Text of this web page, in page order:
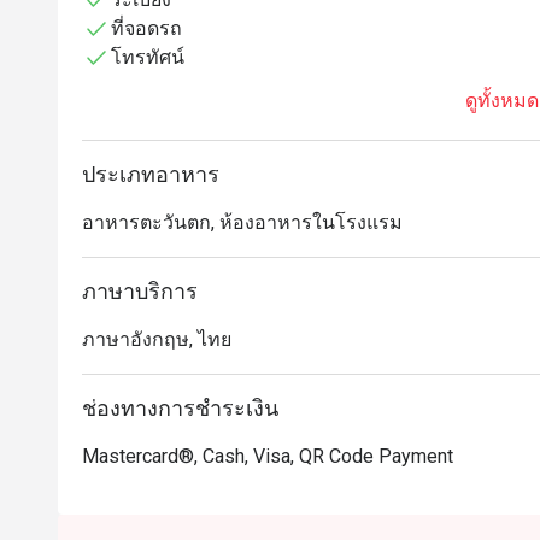
เมนูที่ลูกค้าบอกต่อและแนะนำเป็นอย่างยิ่งคือ สปาเก็ตตี้
แบบเติมไม่อั้น (Free-flow Cocktails) ซึ่งมักจะถูกพูดถึง
ร้านก็ยังได้รับคำชมในเรื่องของรสชาติที่อร่อยลงตัว ถื
ในเรื่องของบรรยากาศร้านที่ดีเยี่ยม รวมถึงคุณภาพของเ
คำแนะนำเพิ่มเติม
ได้ง่าย บรรยากาศบนดาดฟ้าที่หรูหราของร้านยังมอบวิว
ในการนั่งทานอาหารและพักผ่อนหย่อนใจอย่างมีสไตล์
สำหรับใครที่สนใจมาสัมผัสบรรยากาศที่ GLARE
สวยสะดุดตาแห่งนี้
ที่จอดรถ
โทรทัศน์
ดูทั้งหมด
ประเภทอาหาร
อาหารตะวันตก, ห้องอาหารในโรงแรม
ภาษาบริการ
ภาษาอังกฤษ, ไทย
ช่องทางการชำระเงิน
Mastercard®, Cash, Visa, QR Code Payment